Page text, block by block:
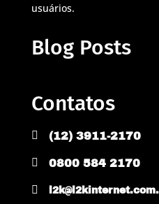
usuários.
Blog Posts
Contatos
 (12) 3911-2170
 0800 584 2170
